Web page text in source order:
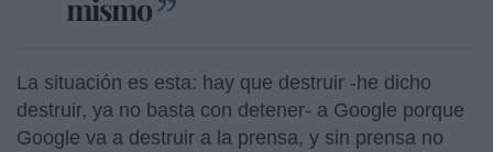
mismo
La situación es esta: hay que destruir -he dicho
destruir, ya no basta con detener- a Google porque
Google va a destruir a la prensa, y sin prensa no